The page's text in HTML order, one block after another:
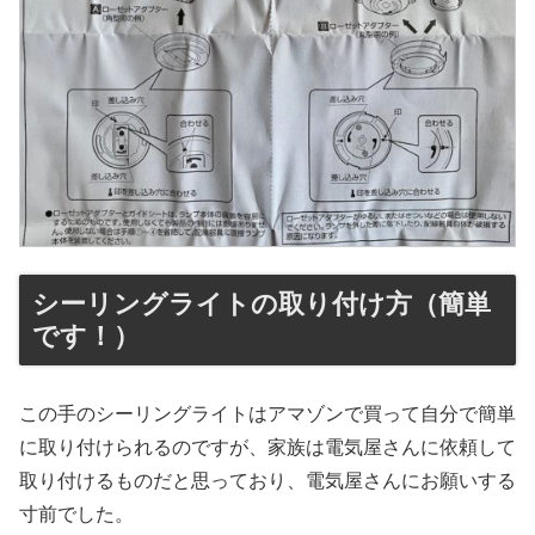
シーリングライトの取り付け方（簡単
です！）
この手のシーリングライトはアマゾンで買って自分で簡単
に取り付けられるのですが、家族は電気屋さんに依頼して
取り付けるものだと思っており、電気屋さんにお願いする
寸前でした。